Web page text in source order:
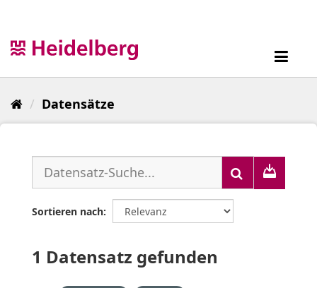
Datensätze
Sortieren nach
1 Datensatz gefunden